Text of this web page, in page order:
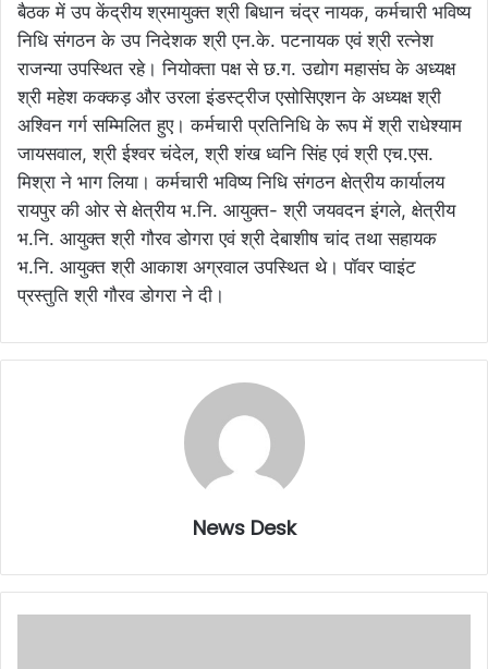
बैठक में उप केंद्रीय श्रमायुक्त श्री बिधान चंद्र नायक, कर्मचारी भविष्य
निधि संगठन के उप निदेशक श्री एन.के. पटनायक एवं श्री रत्नेश
राजन्या उपस्थित रहे। नियोक्ता पक्ष से छ.ग. उद्योग महासंघ के अध्यक्ष
श्री महेश कक्कड़ और उरला इंडस्ट्रीज एसोसिएशन के अध्यक्ष श्री
अश्विन गर्ग सम्मिलित हुए। कर्मचारी प्रतिनिधि के रूप में श्री राधेश्याम
जायसवाल, श्री ईश्वर चंदेल, श्री शंख ध्वनि सिंह एवं श्री एच.एस.
मिश्रा ने भाग लिया। कर्मचारी भविष्य निधि संगठन क्षेत्रीय कार्यालय
रायपुर की ओर से क्षेत्रीय भ.नि. आयुक्त- श्री जयवदन इंगले, क्षेत्रीय
भ.नि. आयुक्त श्री गौरव डोगरा एवं श्री देबाशीष चांद तथा सहायक
भ.नि. आयुक्त श्री आकाश अग्रवाल उपस्थित थे। पॉवर प्वाइंट
प्रस्तुति श्री गौरव डोगरा ने दी।
News Desk